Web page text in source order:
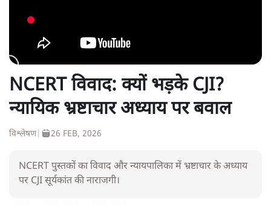
NCERT विवाद: क्यों भड़के CJI?
न्यायिक भ्रष्टाचार अध्याय पर बवाल
विश्लेषण| 26 FEB, 2026
NCERT पुस्तकों का विवाद और न्यायपालिका में भ्रष्टाचार के अध्याय
पर CJI सूर्यकांत की नाराजगी।